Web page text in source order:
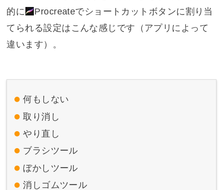
的に
Procreateでショートカットボタンに割り当
てられる設定はこんな感じです（アプリによって
違います）。
何もしない
取り消し
やり直し
ブラシツール
ぼかしツール
消しゴムツール